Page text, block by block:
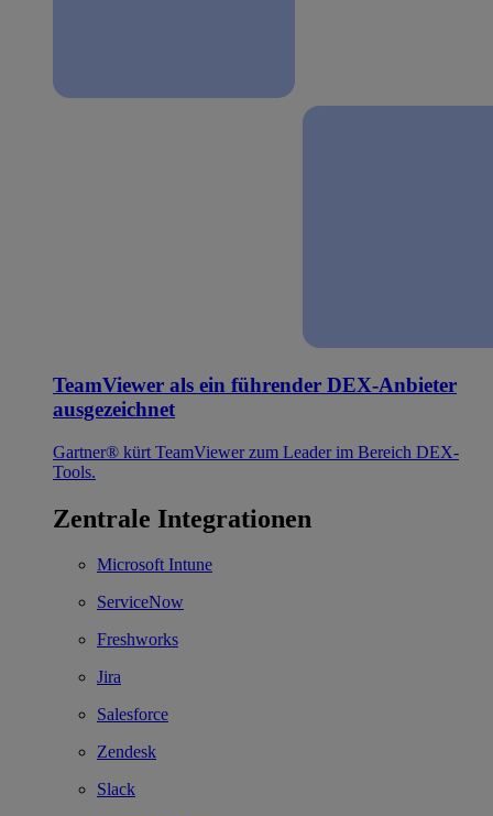
TeamViewer als ein führender DEX-Anbieter
ausgezeichnet
Gartner® kürt TeamViewer zum Leader im Bereich DEX-
Tools.
Zentrale Integrationen
Microsoft Intune
ServiceNow
Freshworks
Jira
Salesforce
Zendesk
Slack